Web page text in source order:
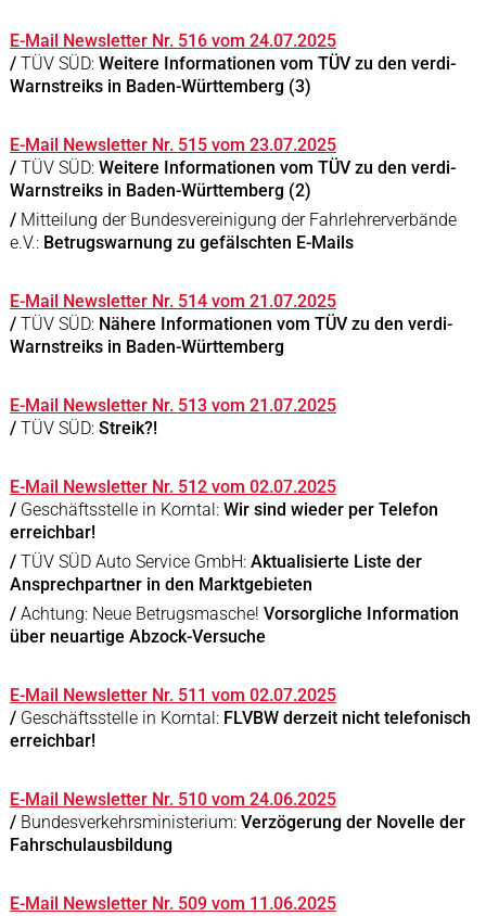
E-Mail Newsletter Nr. 516 vom 24.07.2025
/ TÜV SÜD: Weitere Informationen vom TÜV zu den verdi-
Warnstreiks in Baden-Württemberg (3)
E-Mail Newsletter Nr. 515 vom 23.07.2025
/ TÜV SÜD: Weitere Informationen vom TÜV zu den verdi-
Warnstreiks in Baden-Württemberg (2)
/ Mitteilung der Bundesvereinigung der Fahrlehrerverbände
e.V.:Betrugswarnung zu gefälschten E-Mails
E-Mail Newsletter Nr. 514 vom 21.07.2025
/ TÜV SÜD: Nähere Informationen vom TÜV zu den verdi-
Warnstreiks in Baden-Württemberg
E-Mail Newsletter Nr. 513 vom 21.07.2025
/ TÜV SÜD: Streik?!
E-Mail Newsletter Nr. 512 vom 02.07.2025
/ Geschäftsstelle in Korntal: Wir sind wieder per Telefon
erreichbar!
/ TÜV SÜD Auto Service GmbH:Aktualisierte Liste der
Ansprechpartner in den Marktgebieten
/ Achtung: Neue Betrugsmasche! Vorsorgliche Information
über neuartige Abzock-Versuche
E-Mail Newsletter Nr. 511 vom 02.07.2025
/ Geschäftsstelle in Korntal: FLVBW derzeit nicht telefonisch
erreichbar!
E-Mail Newsletter Nr. 510 vom 24.06.2025
/Bundesverkehrsministerium: Verzögerung der Novelle der
Fahrschulausbildung
E-Mail Newsletter Nr. 509 vom 11.06.2025